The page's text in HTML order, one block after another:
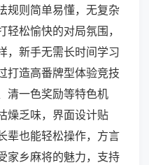
规则简单易懂，无复杂
松愉快的对局氛围，
，新手无需长时间学习
打造高番牌型体验竞技
清一色奖励等特色机
燥乏味，界面设计贴
辈也能轻松操作，方言
家乡麻将的魅力，支持